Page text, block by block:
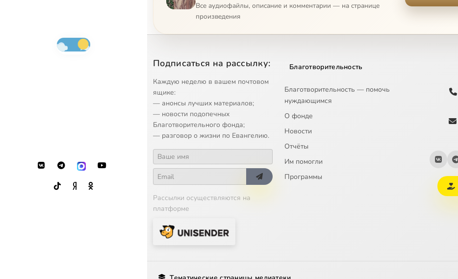
Все аудиофайлы, описание и комментарии — на странице
произведения
Подписаться на рассылку:
Каждую неделю в вашем почтовом
ящике:
— анонсы лучших материалов;
— новости подопечных
Благотворительного фонда;
— разговор о жизни по Евангелию.
Рассылки осуществляются на
платформе
Благотворительность
Благотворительность — помочь
нуждающимся
О фонде
Новости
Отчёты
Им помогли
Программы